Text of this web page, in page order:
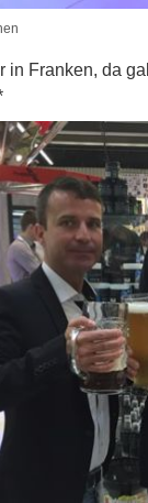
in Franken, da